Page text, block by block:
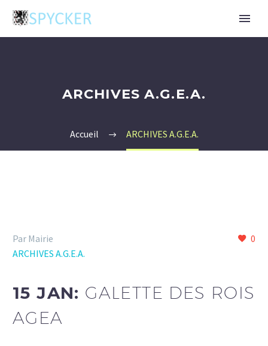
ARCHIVES A.G.E.A.
Accueil ARCHIVES A.G.E.A.
0
Par Mairie
ARCHIVES A.G.E.A.
15 JAN: GALETTE DES ROIS
AGEA